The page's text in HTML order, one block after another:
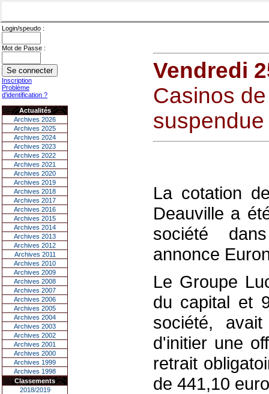
Login/speudo :
Mot de Passe :
Inscription
Problème
d'identification ?
Actualités
Archives 2026
Archives 2025
Archives 2024
Archives 2023
Archives 2022
Archives 2021
Archives 2020
Archives 2019
Archives 2018
Archives 2017
Archives 2016
Archives 2015
Archives 2014
Archives 2013
Archives 2012
Archives 2011
Archives 2010
Archives 2009
Archives 2008
Archives 2007
Archives 2006
Archives 2005
Archives 2004
Archives 2003
Archives 2002
Archives 2001
Archives 2000
Archives 1999
Archives 1998
Classements
2018/2019
Vendredi
Casinos
suspendue
La cotation
Deauville a
société
annonce
Le Groupe
du capital et
société,
d'initier une
retrait
de 441,10